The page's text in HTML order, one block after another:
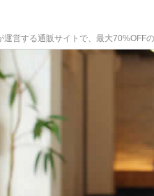
営する通販サイトで、最大70%OFF